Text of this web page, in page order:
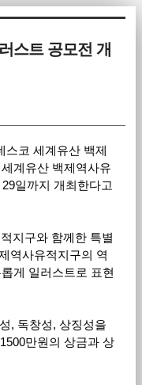
스트 공모전 개
스코 세계유산 백제
계유산 백제역사유
일까지 개최한다고
지구와 함께한 특별
역사유적지구의 역
게 일러스트로 표현
, 독창성, 상징성을
만원의 상금과 상
북5
북5